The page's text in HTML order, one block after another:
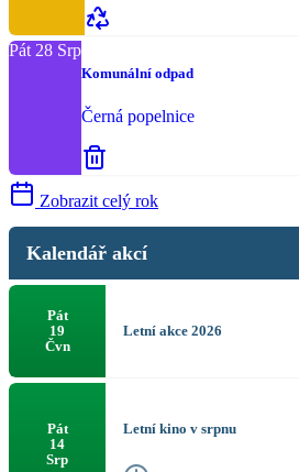
Pát 28 Srp
Komunální odpad
Černá popelnice
Zobrazit celý rok
Kalendář akcí
Pát
19
Čvn
Letní akce 2026
Pát
14
Srp
Letní kino v srpnu